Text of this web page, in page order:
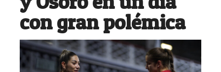
con gran polémica